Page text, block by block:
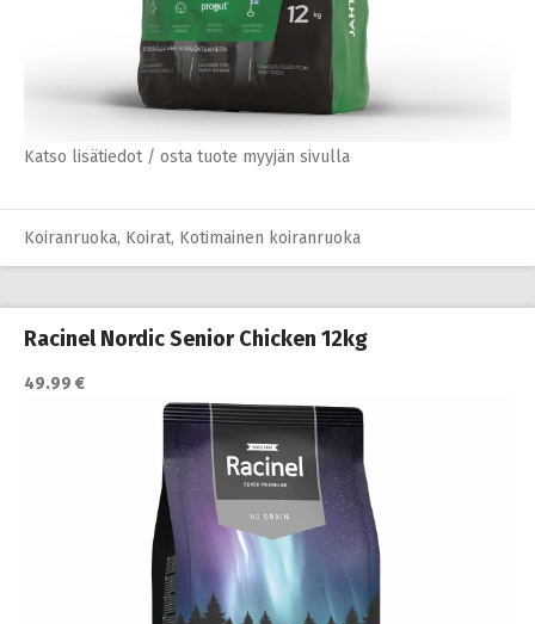
Katso lisätiedot / osta tuote myyjän sivulla
Koiranruoka, Koirat, Kotimainen koiranruoka
Racinel Nordic Senior Chicken 12kg
49.99 €